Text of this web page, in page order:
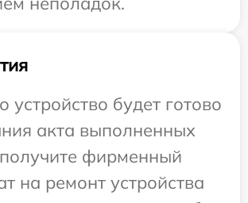
устройство будет готово
акта выполненных
фирменный
на ремонт устройства